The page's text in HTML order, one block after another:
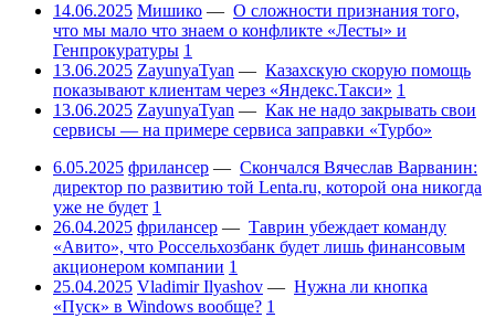
14.06.2025 Мишико — О сложности признания того,
что мы мало что знаем о конфликте «Лесты» и
Генпрокуратуры 1
13.06.2025 ZayunyaTyan — Казахскую скорую помощь
показывают клиентам через «Яндекс.Такси» 1
13.06.2025 ZayunyaTyan — Как не надо закрывать свои
сервисы — на примере сервиса заправки «Турбо»
6.05.2025 фрилансер — Скончался Вячеслав Варванин:
директор по развитию той Lenta.ru, которой она никогда
уже не будет 1
26.04.2025 фрилансер — Таврин убеждает команду
«Авито», что Россельхозбанк будет лишь финансовым
акционером компании 1
25.04.2025 Vladimir Ilyashov — Нужна ли кнопка
«Пуск» в Windows вообще? 1